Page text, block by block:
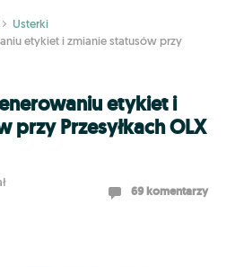
Usterki
etykiet i zmianie statusów przy
etykiet i
przy Przesyłkach OLX
69 komentarzy